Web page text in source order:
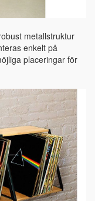
metallstruktur
enkelt på
placeringar för